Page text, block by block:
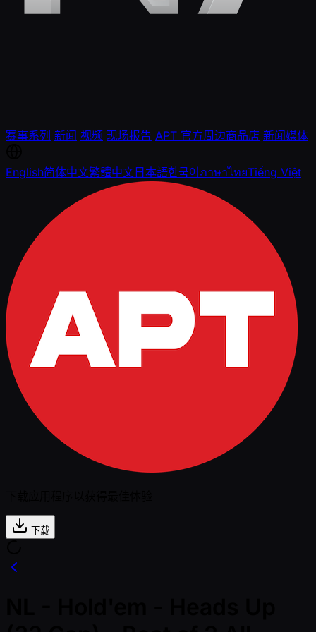
赛事系列 新闻 视频 现场报告 APT 官方周边商品店 新闻媒体
English简体中文繁體中文日本語한국어ภาษาไทยTiếng Việt
下载